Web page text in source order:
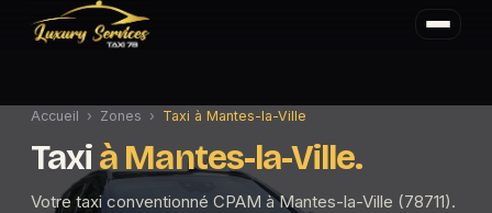
Accueil › Zones › Taxi à Mantes-la-Ville
Taxià Mantes-la-Ville.
Votre taxi conventionné CPAM à Mantes-la-Ville (78711).